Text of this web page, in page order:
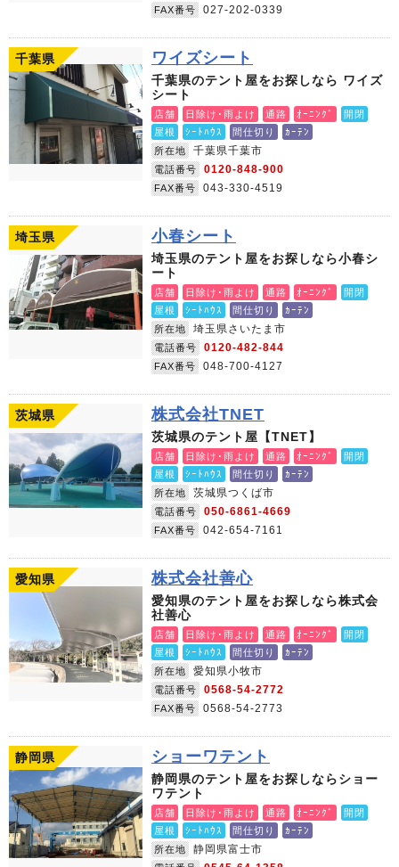
FAX番号 027-202-0339
千葉県 ワイズシート
千葉県のテント屋をお探しなら ワイズ
シート
店舗 日除け･雨よけ 通路 ｵｰﾆﾝｸﾞ
開閉
屋根
ｼｰﾄﾊｳｽ 間仕切り
ｶｰﾃﾝ
所在地
千葉県千葉市
電話番号 0120-848-900
FAX番号 043-330-4519
埼玉県 小春シート
埼玉県のテント屋をお探しなら小春シ
ート
店舗 日除け･雨よけ 通路 ｵｰﾆﾝｸﾞ
開閉
屋根
ｼｰﾄﾊｳｽ 間仕切り
ｶｰﾃﾝ
所在地
埼玉県さいたま市
電話番号 0120-482-844
FAX番号 048-700-4127
茨城県 株式会社TNET
茨城県のテント屋【TNET】
店舗 日除け･雨よけ 通路 ｵｰﾆﾝｸﾞ
開閉
屋根
ｼｰﾄﾊｳｽ 間仕切り
ｶｰﾃﾝ
所在地
茨城県つくば市
電話番号 050-6861-4669
FAX番号 042-654-7161
愛知県 株式会社善心
愛知県のテント屋をお探しなら株式会
社善心
店舗 日除け･雨よけ 通路 ｵｰﾆﾝｸﾞ
開閉
屋根
ｼｰﾄﾊｳｽ 間仕切り
ｶｰﾃﾝ
所在地
愛知県小牧市
電話番号 0568-54-2772
FAX番号 0568-54-2773
静岡県 ショーワテント
静岡県のテント屋をお探しならショー
ワテント
店舗 日除け･雨よけ 通路 ｵｰﾆﾝｸﾞ
開閉
屋根
ｼｰﾄﾊｳｽ 間仕切り
ｶｰﾃﾝ
所在地
静岡県富士市